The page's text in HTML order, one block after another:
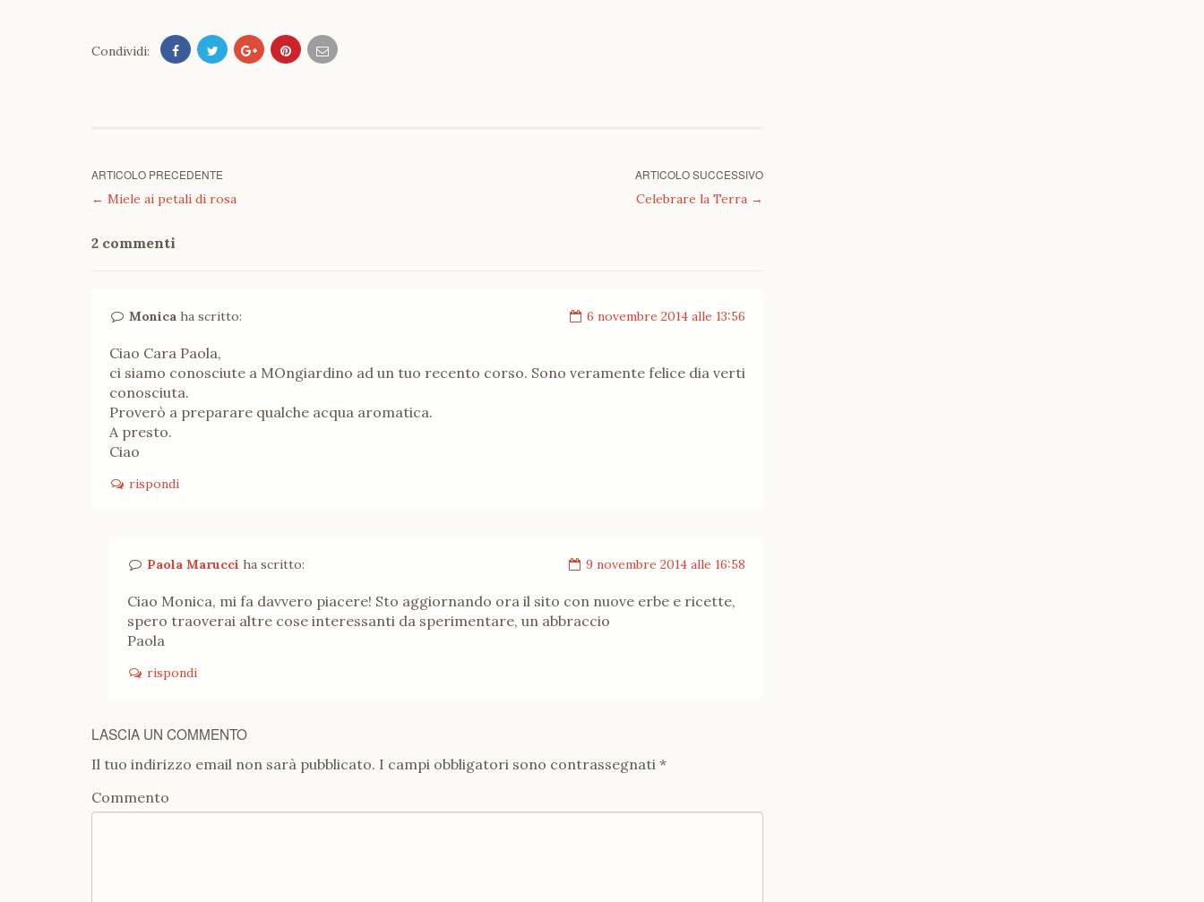
Condividi:
ARTICOLO PRECEDENTE
← Miele ai petali di rosa
ARTICOLO SUCCESSIVO
Celebrare la Terra →
2 commenti
Monica ha scritto: 6 novembre 2014 alle 13:56
Ciao Cara Paola,
ci siamo conosciute a MOngiardino ad un tuo recento corso. Sono veramente felice dia verti
conosciuta.
Proverò a preparare qualche acqua aromatica.
A presto.
Ciao
rispondi
Paola Marucci ha scritto: 9 novembre 2014 alle 16:58
Ciao Monica, mi fa davvero piacere! Sto aggiornando ora il sito con nuove erbe e ricette,
spero traoverai altre cose interessanti da sperimentare, un abbraccio
Paola
rispondi
LASCIA UN COMMENTO
Il tuo indirizzo email non sarà pubblicato. I campi obbligatori sono contrassegnati *
Commento